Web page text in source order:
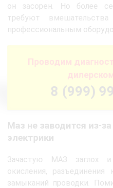
он засорен. Но более
требуют
профессиональным
Проводим
8 (999)
Маз не заводится из-
электрики
Зачастую МАЗ заглох
окисления,
замыканий проводки.